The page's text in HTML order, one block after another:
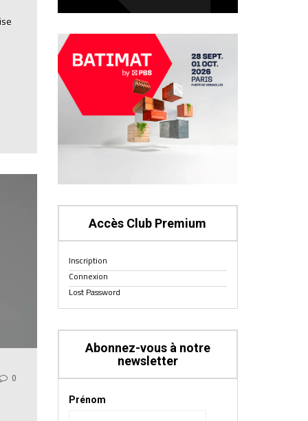
0
Accès Club Premium
Inscription
Connexion
Lost Password
Abonnez-vous à notre
newsletter
Prénom